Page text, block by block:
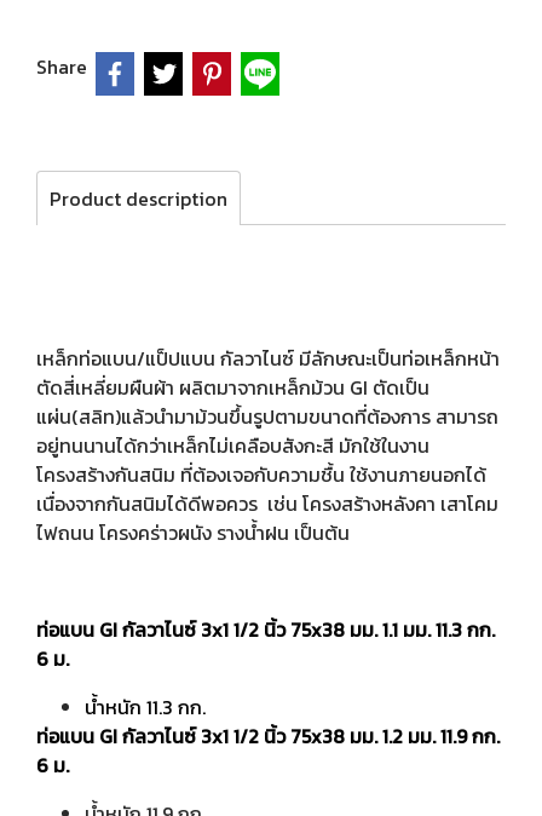
Share
Product description
เหล็กท่อแบน/แป็ปแบน กัลวาไนซ์ มีลักษณะเป็นท่อเหล็กหน้า
ตัดสี่เหลี่ยมผืนผ้า ผลิตมาจากเหล็กม้วน GI ตัดเป็น
แผ่น(สลิท)แล้วนำมาม้วนขึ้นรูปตามขนาดที่ต้องการ สามารถ
อยู่ทนนานได้กว่าเหล็กไม่เคลือบสังกะสี มักใช้ในงาน
โครงสร้างกันสนิม ที่ต้องเจอกับความชื้น ใช้งานภายนอกได้
เนื่องจากกันสนิมได้ดีพอควร เช่น โครงสร้างหลังคา เสาโคม
ไฟถนน โครงคร่าวผนัง รางน้ำฝน เป็นต้น
ท่อแบน GI กัลวาไนซ์ 3x1 1/2 นิ้ว 75x38 มม. 1.1 มม. 11.3 กก.
6 ม.
น้ำหนัก 11.3 กก.
ท่อแบน GI กัลวาไนซ์ 3x1 1/2 นิ้ว 75x38 มม. 1.2 มม. 11.9 กก.
6 ม.